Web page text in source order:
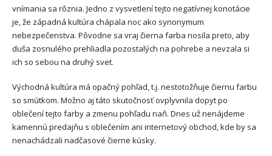
vnímania sa rôznia. Jedno z vysvetlení tejto negatívnej konotácie
je, že západná kultúra chápala noc ako synonymum
nebezpečenstva. Pôvodne sa vraj čierna farba nosila preto, aby
duša zosnulého prehliadla pozostalých na pohrebe a nevzala si
ich so sebou na druhý svet.
Východná kultúra má opačný pohľad, t.j. nestotožňuje čiernu farbu
so smútkom. Možno aj táto skutočnosť ovplyvnila dopyt po
oblečení tejto farby a zmenu pohľadu naň. Dnes už nenájdeme
kamennú predajňu s oblečením ani internetový obchod, kde by sa
nenachádzali nadčasové čierne kúsky.